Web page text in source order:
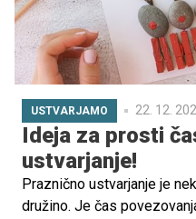
in čemu je enkrat velik,
z dolgo in s krajšo brado.
USTVARJAMO 22. 12.
Ideja za prosti
ustvarjanje!
Praznično ustvarjanje je
družino. Je čas